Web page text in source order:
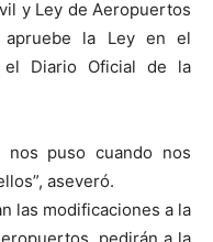
y Ley de Aeropuertos
la Ley en el
el Diario Oficial de la
nos puso cuando nos
aseveró.
las modificaciones a la
pedirán a la